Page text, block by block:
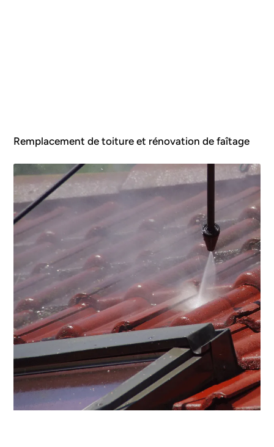
Remplacement de toiture et rénovation de faîtage